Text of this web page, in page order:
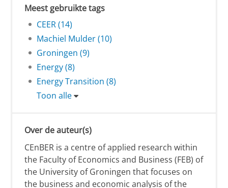
Meest gebruikte tags
CEER (14)
Machiel Mulder (10)
Groningen (9)
Energy (8)
Energy Transition (8)
Toon alle
Over de auteur(s)
CEnBER is a centre of applied research within
the Faculty of Economics and Business (FEB) of
the University of Groningen that focuses on
the business and economic analysis of the